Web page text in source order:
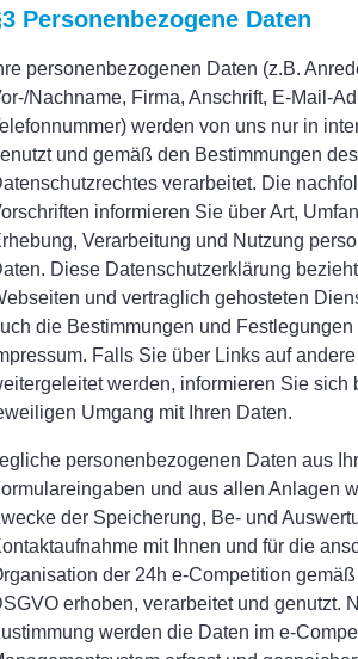
Personenbezogene Daten
personenbezogenen Daten (z.B.
Nachname, Firma, Anschrift, E-Mail-
werden von uns nur in
und gemäß den Bestimmungen
verarbeitet. Die
informieren Sie über Art,
Verarbeitung und Nutzung
Diese Datenschutzerklärung
und vertraglich gehosteten
die Bestimmungen und
Falls Sie über Links auf
werden, informieren Sie sich
Umgang mit Ihren Daten.
personenbezogenen Daten aus
und aus allen Anlagen
der Speicherung, Be- und
mit Ihnen und für die
der 24h e-Competition
erhoben, verarbeitet und genutzt.
werden die Daten im e-